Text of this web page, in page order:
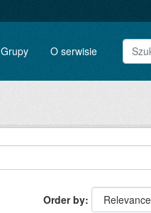
Grupy O serwisie
Order by